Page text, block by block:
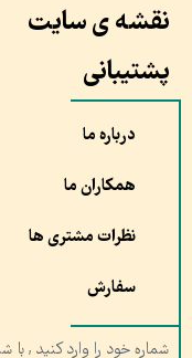
نقشه ی سایت
پشتیبانی
درباره ما
همکاران ما
نظرات مشتری ها
سفارش
شماره خود را وارد کنید ,